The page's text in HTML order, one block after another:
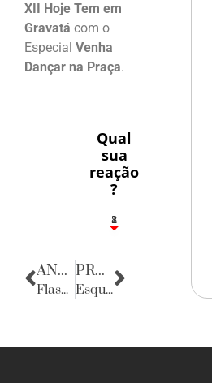
XII Hoje Tem em
Gravatá com o
Especial Venha
Dançar na Praça.
Qual
sua
reação
?
1
2
8
ANTERIOR
Flashes
PRÓXIMA
Esquinas do Mundo